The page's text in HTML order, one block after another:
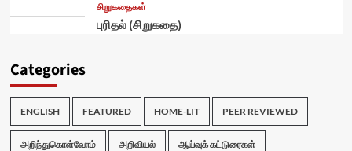
சிறுகதைகள்
புரிதல் (சிறுகதை)
Categories
ENGLISH FEATURED HOME-LIT PEER REVIEWED
அறிந்துகொள்வோம் அறிவியல் ஆய்வுக் கட்டுரைகள்